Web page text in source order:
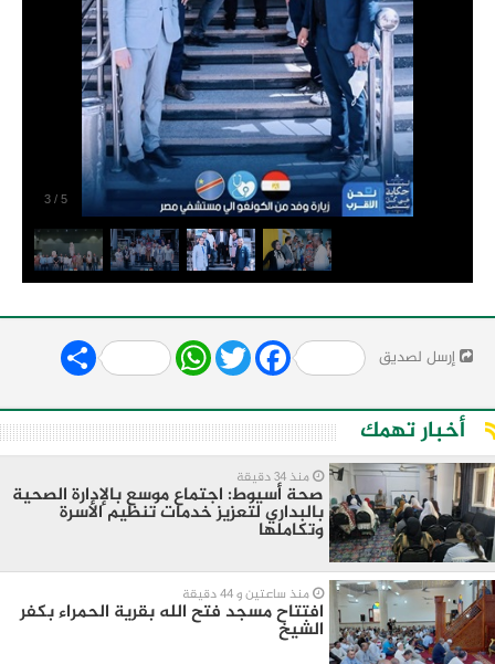
3 / 5
إرسل لصديق Share WhatsApp
Twitter Facebook
أخبار تهمك
منذ 34 دقيقة
صحة أسيوط: اجتماع موسع بالإدارة الصحية
بالبداري لتعزيز خدمات تنظيم الأسرة
وتكاملها
منذ ساعتين و 44 دقيقة
افتتاح مسجد فتح الله بقرية الحمراء بكفر
الشيخ